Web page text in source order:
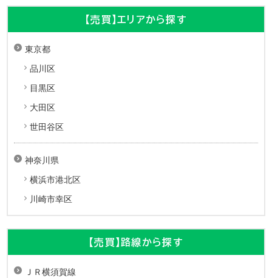
【売買】エリアから探す
東京都
品川区
目黒区
大田区
世田谷区
神奈川県
横浜市港北区
川崎市幸区
【売買】路線から探す
ＪＲ横須賀線